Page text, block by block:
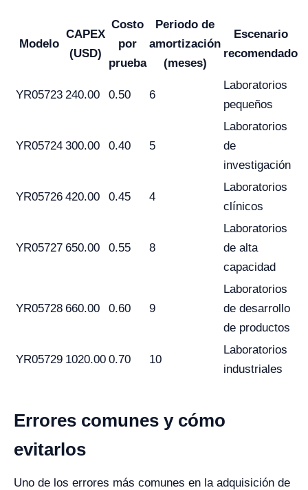
Modelo
CAPEX
(USD)
Costo
por
prueba
Periodo de
amortización
(meses)
Escenario
recomendado
YR05723 240.00 0.50 6
Laboratorios
pequeños
YR05724 300.00 0.40 5
Laboratorios
de
investigación
YR05726 420.00 0.45 4
Laboratorios
clínicos
YR05727 650.00 0.55 8
Laboratorios
de alta
capacidad
YR05728 660.00 0.60 9
Laboratorios
de desarrollo
de productos
YR05729 1020.00 0.70 10
Laboratorios
industriales
Errores comunes y cómo
evitarlos
Uno de los errores más comunes en la adquisición de